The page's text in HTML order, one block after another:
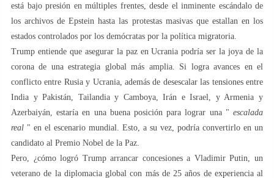
está bajo presión en múltiples frentes, desde el inminente escándalo de
los archivos de Epstein hasta las protestas masivas que estallan en los
estados controlados por los demócratas por la política migratoria.
Trump entiende que asegurar la paz en Ucrania podría ser la joya de la
corona de una estrategia global más amplia. Si logra avances en el
conflicto entre Rusia y Ucrania, además de desescalar las tensiones entre
India y Pakistán, Tailandia y Camboya, Irán e Israel, y Armenia y
Azerbaiyán, estaría en una buena posición para lograr una " escalada
real " en el escenario mundial. Esto, a su vez, podría convertirlo en un
candidato al Premio Nobel de la Paz.
Pero, ¿cómo logró Trump arrancar concesiones a Vladimir Putin, un
veterano de la diplomacia global con más de 25 años de experiencia al